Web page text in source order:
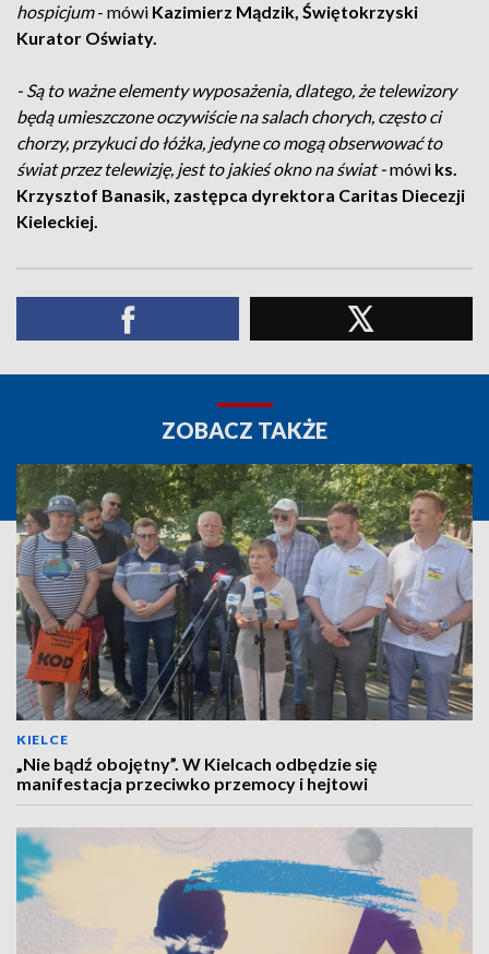
hospicjum- mówi Kazimierz Mądzik, Świętokrzyski
Kurator Oświaty.
- Są to ważne elementy wyposażenia, dlatego, że telewizory
będą umieszczone oczywiście na salach chorych, często ci
chorzy, przykuci do łóżka, jedyne co mogą obserwować to
świat przez telewizję, jest to jakieś okno na świat -mówi ks.
Krzysztof Banasik, zastępca dyrektora Caritas Diecezji
Kieleckiej.
ZOBACZ TAKŻE
KIELCE
„Nie bądź obojętny”. W Kielcach odbędzie się
manifestacja przeciwko przemocy i hejtowi